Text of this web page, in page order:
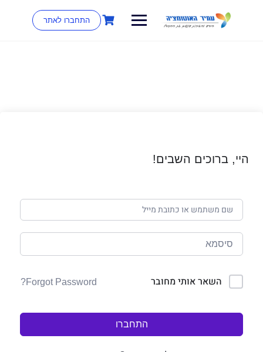
התחברו לאתר
היי, ברוכים השבים!
השאר אותי מחובר Forgot Password?
התחברו